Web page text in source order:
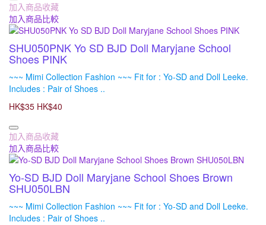
加入商品收藏
加入商品比較
SHU050PNK Yo SD BJD Doll Maryjane School
Shoes PINK
~~~ Mimi Collection Fashion ~~~ Fit for : Yo-SD and Doll Leeke.
Includes : Pair of Shoes ..
HK$35 HK$40
加入商品收藏
加入商品比較
Yo-SD BJD Doll Maryjane School Shoes Brown
SHU050LBN
~~~ Mimi Collection Fashion ~~~ Fit for : Yo-SD and Doll Leeke.
Includes : Pair of Shoes ..